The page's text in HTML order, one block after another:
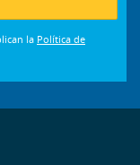
la Política de